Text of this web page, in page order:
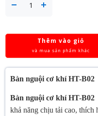
Thêm vào giỏ
và mua sản phẩm khác
Bàn nguội cơ khí HT-B02
Bàn nguội cơ khí HT-B02
khả năng chịu tải cao, thích